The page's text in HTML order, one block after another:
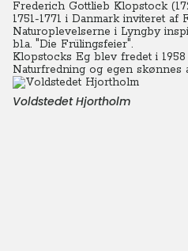
Frederich Gottlieb Klopstock
1751-1771 i Danmark inviteret af
Naturoplevelserne i Lyngby
bl.a. "Die Frülingsfeier".
Klopstocks Eg blev fredet i
Naturfredning og egen skønnes
Voldstedet Hjortholm